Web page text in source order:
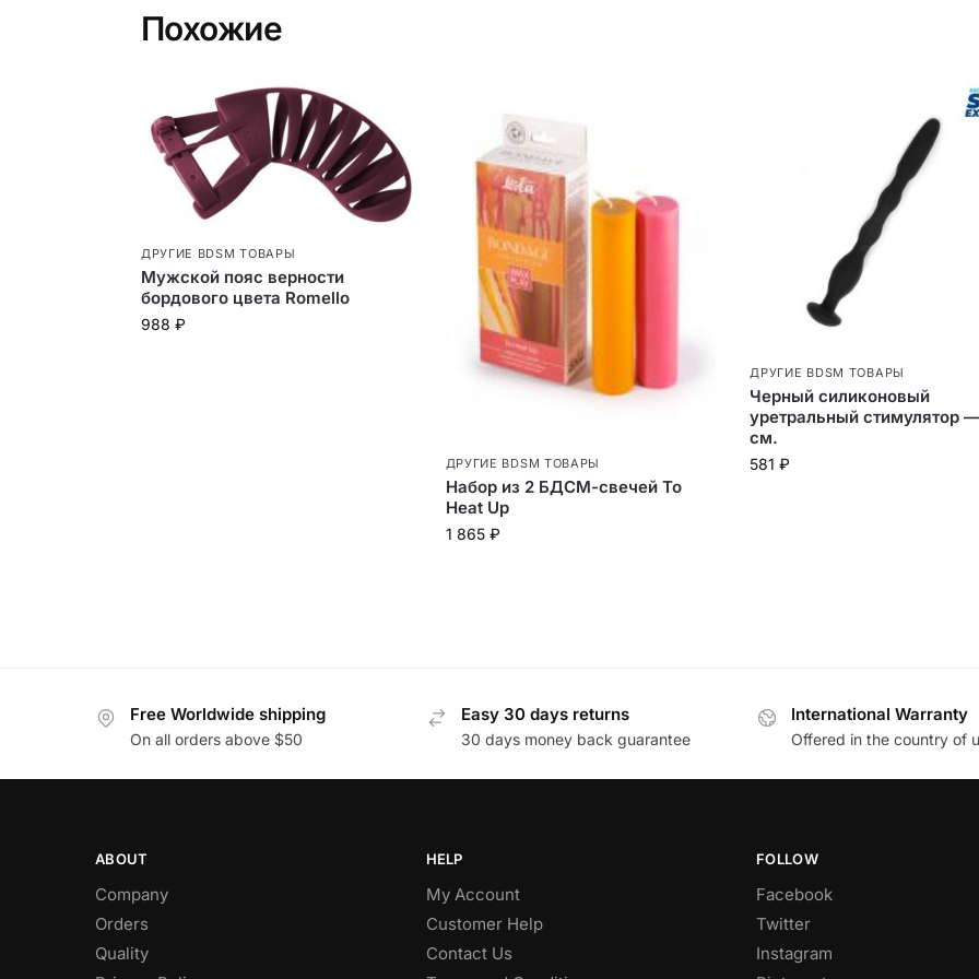
Похожие
ДРУГИЕ BDSM ТОВАРЫ
Мужской пояс верности
бордового цвета Romello
988 ₽
ДРУГИЕ BDSM ТОВАРЫ
Набор из 2 БДСМ-свечей To
Heat Up
1 865 ₽
ДРУГИЕ BDSM ТОВАРЫ
Черный силиконовый
уретральный стимулятор
см.
581₽
Free Worldwide shipping
On all orders above $50
Easy 30 days returns
30 days money back guarantee
International Warranty
Offered in the country of
ABOUT
Company
Orders
Quality
HELP
My Account
Customer Help
Contact Us
FOLLOW
Facebook
Twitter
Instagram